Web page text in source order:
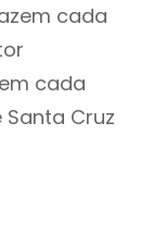
cada
cada
Cruz